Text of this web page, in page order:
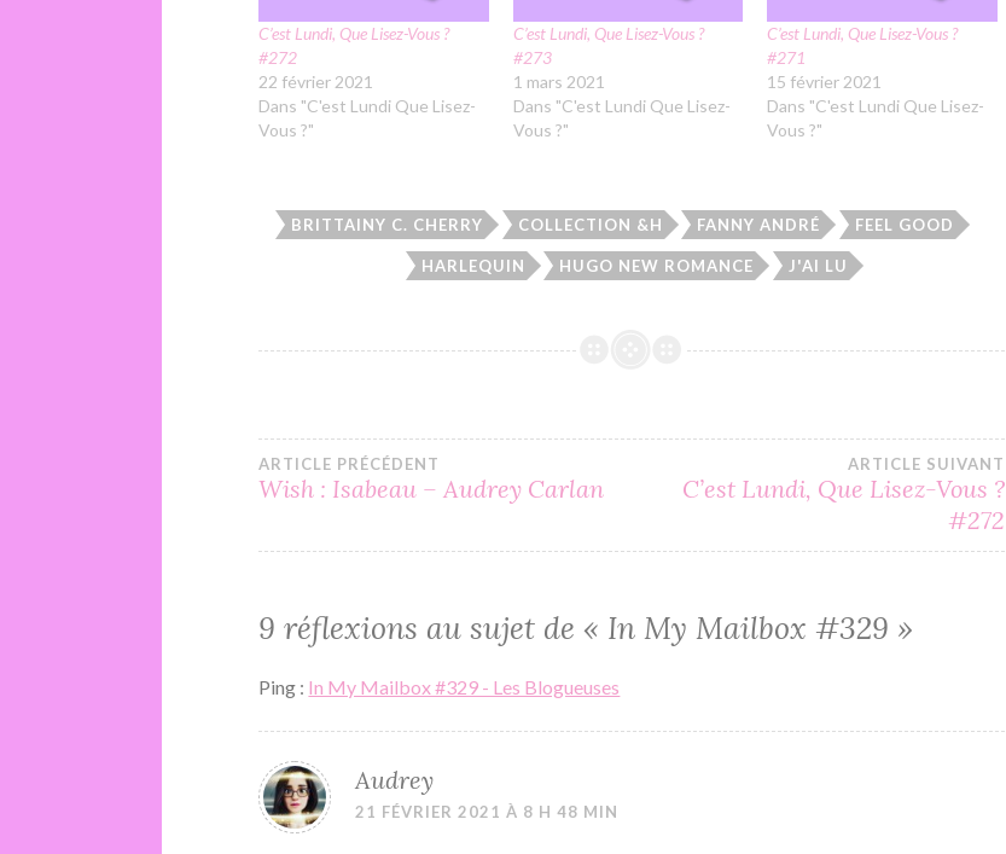
C’est Lundi, Que Lisez-Vous ?
#272
22 février 2021
Dans "C'est Lundi Que Lisez-
Vous ?"
C’est Lundi, Que Lisez-Vous ?
#273
1 mars 2021
Dans "C'est Lundi Que Lisez-
Vous ?"
C’est Lundi, Que Lisez-Vous ?
#271
15 février 2021
Dans "C'est Lundi Que Lisez-
Vous ?"
BRITTAINY C. CHERRY COLLECTION &H FANNY ANDRÉ FEEL GOOD
HARLEQUIN HUGO NEW ROMANCE J'AI LU
Navigation
de
ARTICLE PRÉCÉDENT
Wish : Isabeau – Audrey Carlan
ARTICLE SUIVANT
C’est Lundi, Que Lisez-Vous ?
#272
9 réflexions au sujet de « In My Mailbox #329 »
Ping : In My Mailbox #329 - Les Blogueuses
Audrey
21 FÉVRIER 2021 À 8 H 48 MIN